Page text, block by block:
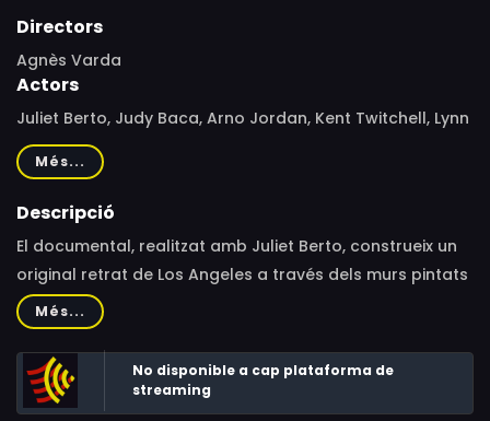
Directors
Agnès Varda
Actors
Juliet Berto, Judy Baca, Arno Jordan, Kent Twitchell, Lynn
Carey, Mathieu Demy, Gronk, Willie Herron III, Sabine
Mamou, Arthur Mortimer, Terry Schoonhoven, Patssi
Valdez, Agnès Varda, Harry Gamboa Jr.
Més...
Descripció
El documental, realitzat amb Juliet Berto, construeix un
original retrat de Los Angeles a través dels murs pintats
en diversos indrets de la ciutat.
Més...
No disponible a cap plataforma de
streaming